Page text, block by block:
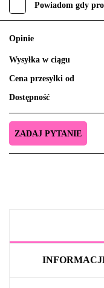
Powiadom gdy
Opinie
Wysyłka w ciągu
Cena przesyłki od
Dostępność
ZADAJ PYTANIE